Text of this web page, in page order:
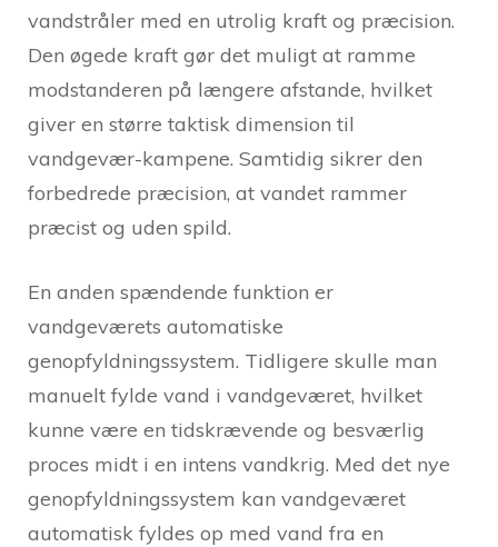
vandstråler med en utrolig kraft og præcision.
Den øgede kraft gør det muligt at ramme
modstanderen på længere afstande, hvilket
giver en større taktisk dimension til
vandgevær-kampene. Samtidig sikrer den
forbedrede præcision, at vandet rammer
præcist og uden spild.
En anden spændende funktion er
vandgeværets automatiske
genopfyldningssystem. Tidligere skulle man
manuelt fylde vand i vandgeværet, hvilket
kunne være en tidskrævende og besværlig
proces midt i en intens vandkrig. Med det nye
genopfyldningssystem kan vandgeværet
automatisk fyldes op med vand fra en